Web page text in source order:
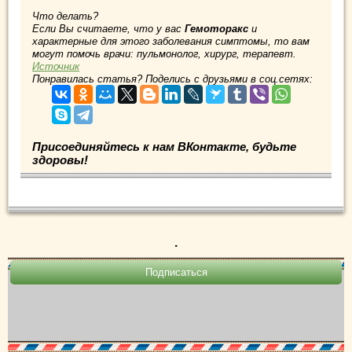
Что делать?
Если Вы считаете, что у вас Гемоторакс и
характерные для этого заболевания симптомы, то вам
могут помочь врачи: пульмонолог, хирург, терапевт.
Источник
Понравилась статья? Поделись с друзьями в соц.сетях:
Присоединяйтесь к нам ВКонтакте, будьте
здоровы!
.